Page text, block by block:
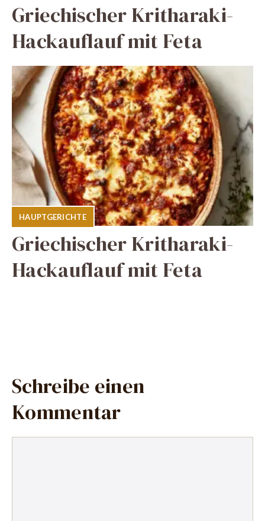
Griechischer Kritharaki-
Hackauflauf mit Feta
HAUPTGERICHTE
Griechischer Kritharaki-
Hackauflauf mit Feta
Schreibe einen
Kommentar